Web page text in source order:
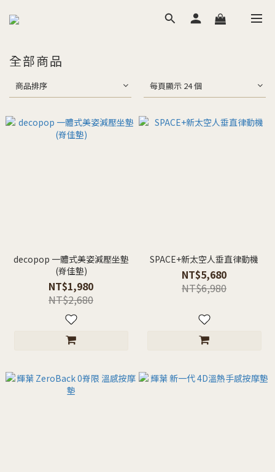
全部商品
商品排序 每頁顯示 24 個
decopop 一體式美姿減壓坐墊
(脊佳墊)
NT$1,980
NT$2,680
SPACE+新太空人垂直律動機
NT$5,680
NT$6,980